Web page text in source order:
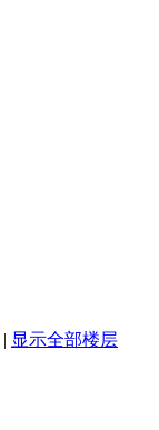
| 显示全部楼层